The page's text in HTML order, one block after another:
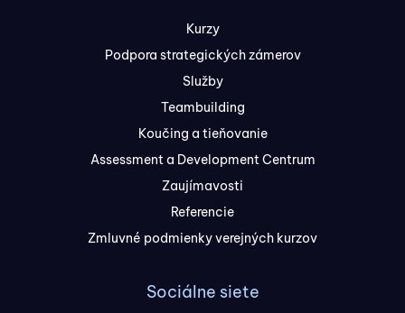
Kurzy
Podpora strategických zámerov
Služby
Teambuilding
Koučing a tieňovanie
Assessment a Development Centrum
Zaujímavosti
Referencie
Zmluvné podmienky verejných kurzov
Sociálne siete